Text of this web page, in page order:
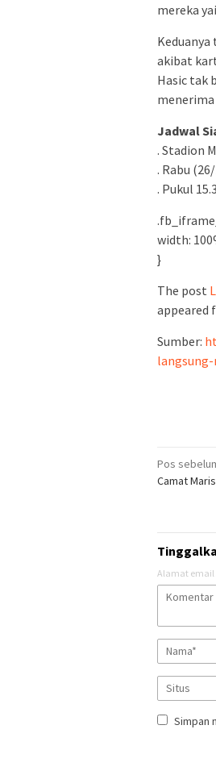
mereka
akibat
Hasic tak
Jadwal
. Stadion
. Rabu
. Pukul
width:
}
The post
appeared
Sumber:
pos
Pos
Camat
Alamat email
Simpan